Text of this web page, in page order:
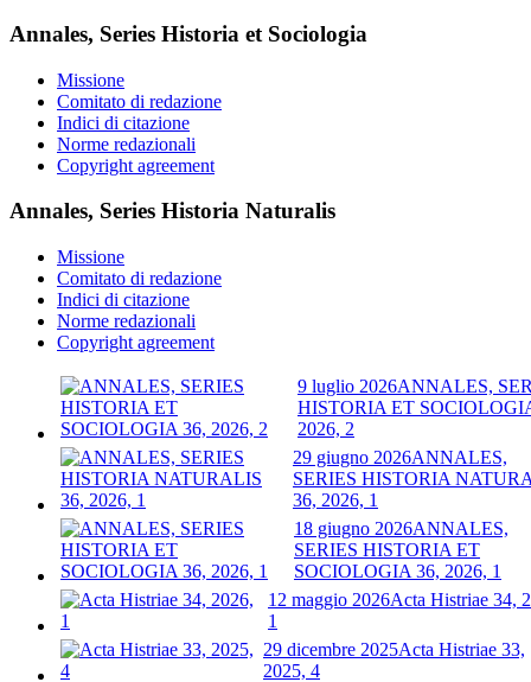
Annales, Series Historia et Sociologia
Missione
Comitato di redazione
Indici di citazione
Norme redazionali
Copyright agreement
Annales, Series Historia Naturalis
Missione
Comitato di redazione
Indici di citazione
Norme redazionali
Copyright agreement
9 luglio 2026ANNALES,
HISTORIA ET
2026, 2
29 giugno 2026ANNALES,
SERIES HISTORIA
36, 2026, 1
18 giugno 2026ANNALES,
SERIES HISTORIA ET
SOCIOLOGIA 36, 2026, 1
12 maggio 2026Acta Histriae 34,
1
29 dicembre 2025Acta Histriae 33,
2025, 4